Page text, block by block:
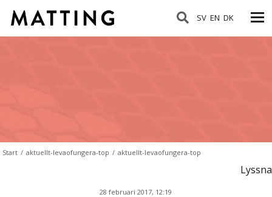
SV EN DK
Start / aktuellt-levaofungera-top / aktuellt-levaofungera-top
Lyssna
28 februari 2017, 12:19